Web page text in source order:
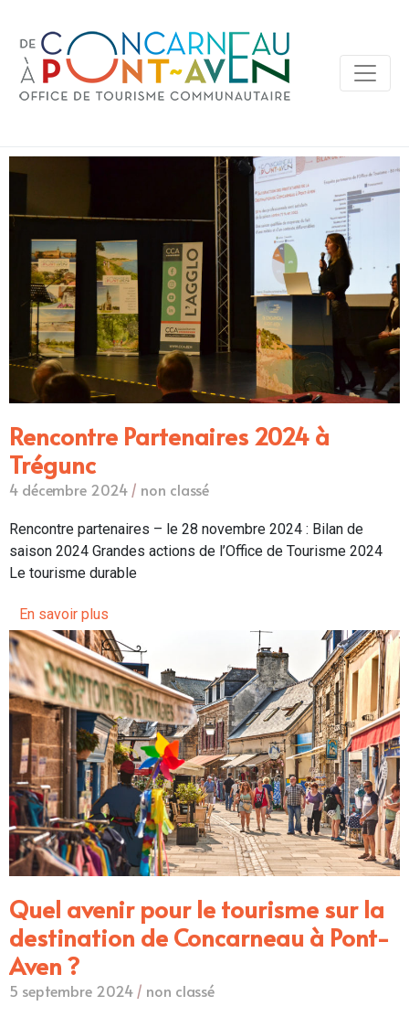
Rencontre Partenaires 2024 à
Trégunc
4 décembre 2024 / non classé
Rencontre partenaires – le 28 novembre 2024 : Bilan de
saison 2024 Grandes actions de l’Office de Tourisme 2024
Le tourisme durable
En savoir plus
Quel avenir pour le tourisme sur la
destination de Concarneau à Pont-
Aven ?
5 septembre 2024 / non classé